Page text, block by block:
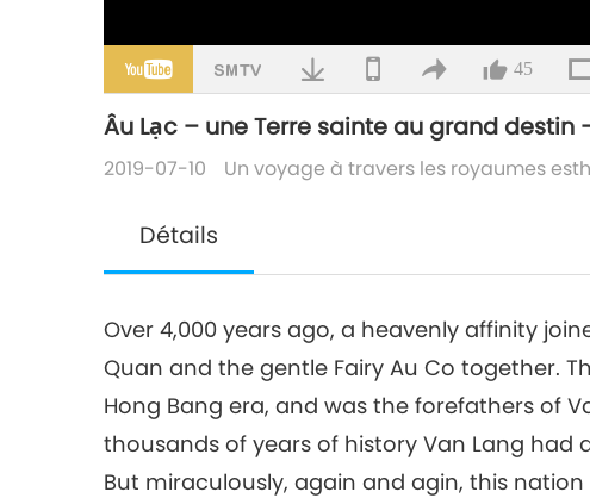
45
Âu Lạc – une Terre sainte au grand destin
2019-07-10 Un voyage à travers les royaumes
Détails
Over 4,000 years ago, a heavenly affinity
Quan and the gentle Fairy Au Co together.
Hong Bang era, and was the forefathers of
thousands of years of history Van Lang had
But miraculously, again and agin, this